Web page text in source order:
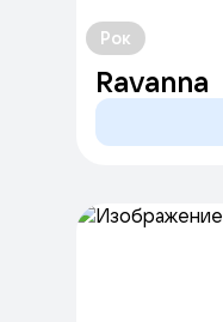
Рок
Ravanna